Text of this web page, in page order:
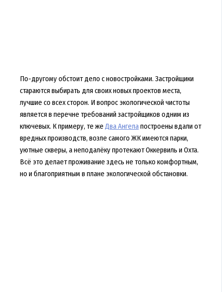
По-другому обстоит дело с новостройками. Застройщики
стараются выбирать для своих новых проектов места,
лучшие со всех сторон. И вопрос экологической чистоты
является в перечне требований застройщиков одним из
ключевых. К примеру, те же Два Ангелапостроены вдали от
вредных производств, возле самого ЖК имеются парки,
уютные скверы, а неподалёку протекают Оккервиль и Охта.
Всё это делает проживание здесь не только комфортным,
но и благоприятным в плане экологической обстановки.